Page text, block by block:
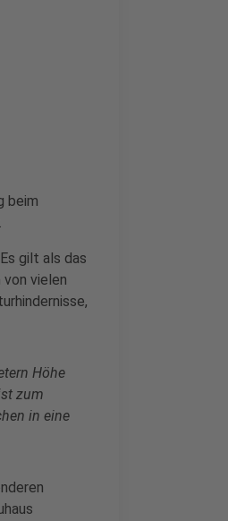
beim
gilt als das
vielen
Höhe
zum
in eine